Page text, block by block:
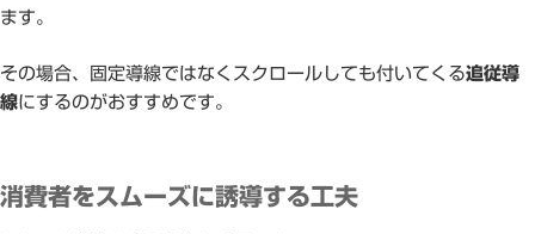
ます。
その場合、固定導線ではなくスクロールしても付いてくる追従導
線にするのがおすすめです。
消費者をスムーズに誘導する工夫